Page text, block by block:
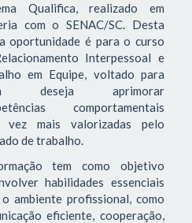
Qualifica, realizado em
com o SENAC/SC. Desta
oportunidade é para o curso
Interpessoal e
em Equipe, voltado para
deseja aprimorar
comportamentais
vez mais valorizadas pelo
de trabalho.
tem como objetivo
habilidades essenciais
ambiente profissional, como
eficiente, cooperação,